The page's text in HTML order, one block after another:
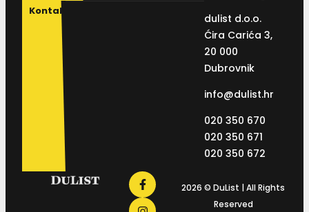
Kontakt
dulist d.o.o.
Ćira Carića 3,
20 000
Dubrovnik
info@dulist.hr
020 350 670
020 350 671
020 350 672
2026 © DuList | All Rights
Reserved